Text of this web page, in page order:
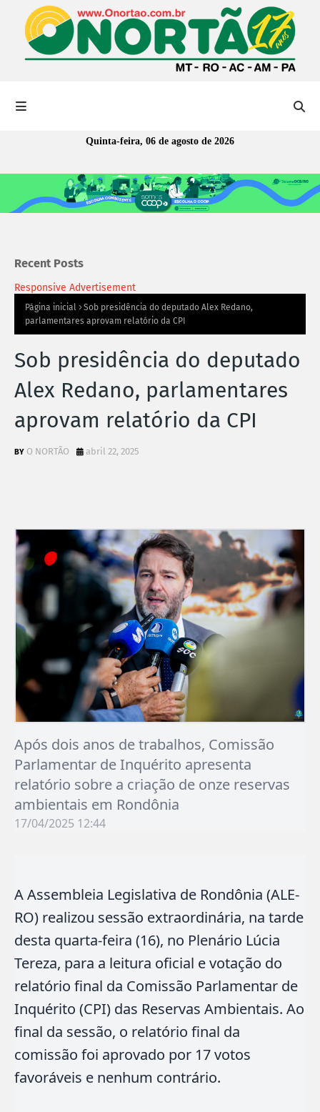
Quinta-feira, 06 de agosto de 2026
Recent Posts
Responsive Advertisement
Página inicial
Sob presidência do deputado Alex Redano,
parlamentares aprovam relatório da CPI
Sob presidência do deputado
Alex Redano, parlamentares
aprovam relatório da CPI
O NORTÃO abril 22, 2025
Após dois anos de trabalhos, Comissão
Parlamentar de Inquérito apresenta
relatório sobre a criação de onze reservas
ambientais em Rondônia
17/04/2025 12:44
A Assembleia Legislativa de Rondônia (ALE-
RO) realizou sessão extraordinária, na tarde
desta quarta-feira (16), no Plenário Lúcia
Tereza, para a leitura oficial e votação do
relatório final da Comissão Parlamentar de
Inquérito (CPI) das Reservas Ambientais. Ao
final da sessão, o relatório final da
comissão foi aprovado por 17 votos
favoráveis e nenhum contrário.